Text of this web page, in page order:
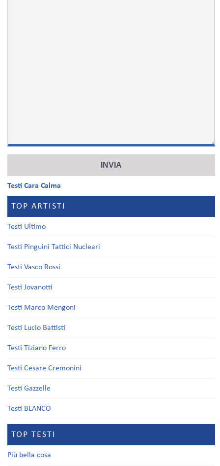
Testi Cara Calma
TOP ARTISTI
Testi Ultimo
Testi Pinguini Tattici Nucleari
Testi Vasco Rossi
Testi Jovanotti
Testi Marco Mengoni
Testi Lucio Battisti
Testi Tiziano Ferro
Testi Cesare Cremonini
Testi Gazzelle
Testi BLANCO
TOP TESTI
Più bella cosa